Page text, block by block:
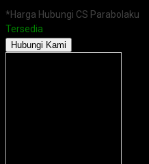
*Harga Hubungi CS Parabolaku
Tersedia
Hubungi Kami